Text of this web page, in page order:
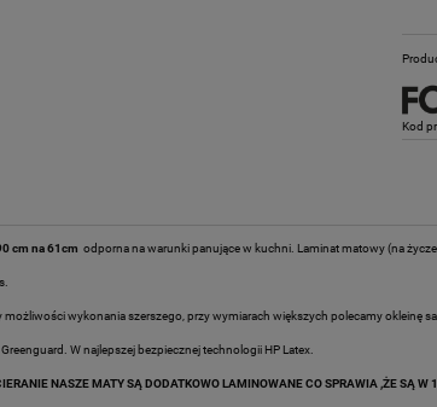
Kod
cm na 61cm odporna na warunki panujące w kuchni. Laminat matowy (na
możliwości wykonania szerszego, przy wymiarach większych polecamy okleinę
W najlepszej bezpiecznej technologii HP Latex.
NASZE MATY SĄ DODATKOWO LAMINOWANE CO SPRAWIA ,ŻE SĄ